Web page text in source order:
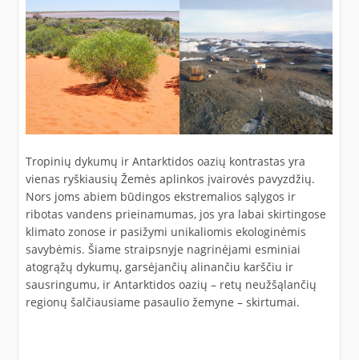
Tropinių dykumų ir Antarktidos oazių kontrastas yra
vienas ryškiausių Žemės aplinkos įvairovės pavyzdžių.
Nors joms abiem būdingos ekstremalios sąlygos ir
ribotas vandens prieinamumas, jos yra labai skirtingose
klimato zonose ir pasižymi unikaliomis ekologinėmis
savybėmis. Šiame straipsnyje nagrinėjami esminiai
atogrąžų dykumų, garsėjančių alinančiu karščiu ir
sausringumu, ir Antarktidos oazių – retų neužšąlančių
regionų šalčiausiame pasaulio žemyne – skirtumai.